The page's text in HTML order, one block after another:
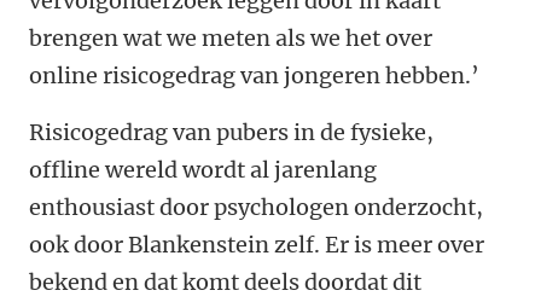
brengen wat we meten als we het over
online risicogedrag van jongeren hebben.’
Risicogedrag van pubers in de fysieke,
offline wereld wordt al jarenlang
enthousiast door psychologen onderzocht,
ook door Blankenstein zelf. Er is meer over
bekend en dat komt deels doordat dit